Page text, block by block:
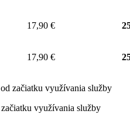
17,90 €
17,90 €
začiatku využívania služby
využívania služby